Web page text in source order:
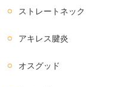
ストレートネック
アキレス腱炎
オスグッド